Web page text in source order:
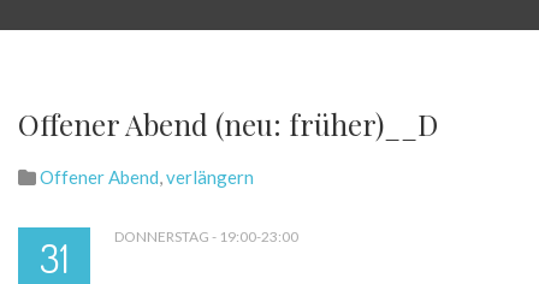
Offener Abend (neu: früher)__D
Offener Abend,verlängern
31 DONNERSTAG - 19:00-23:00